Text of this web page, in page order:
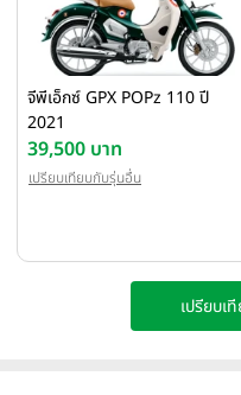
จีพีเอ็กซ์ GPX POPz 110 ปี
2021
39,500 บาท
เปรียบเทียบกับรุ่นอื่น
เปรียบเ